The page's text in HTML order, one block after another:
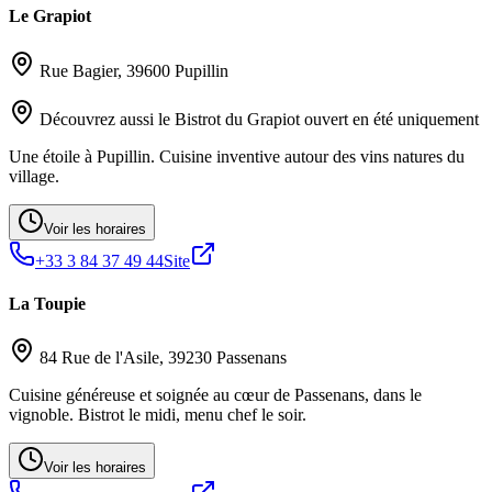
Le Grapiot
Rue Bagier, 39600 Pupillin
Découvrez aussi le Bistrot du Grapiot ouvert en été uniquement
Une étoile à Pupillin. Cuisine inventive autour des vins natures du
village.
Voir les horaires
+33 3 84 37 49 44Site
La Toupie
84 Rue de l'Asile, 39230 Passenans
Cuisine généreuse et soignée au cœur de Passenans, dans le
vignoble. Bistrot le midi, menu chef le soir.
Voir les horaires